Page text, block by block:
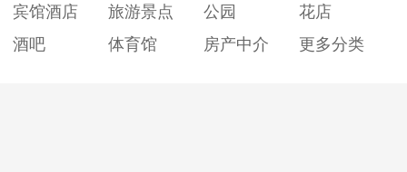
宾馆酒店
旅游景点 公园
花店
酒吧
体育馆 房产中介 更多分类